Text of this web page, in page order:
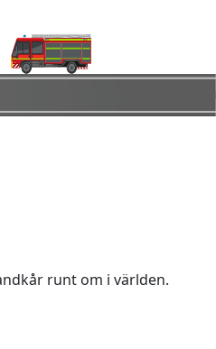
runt om i världen.